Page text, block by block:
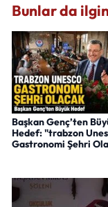
Bunlar da
Başkan Genç’ten
Hedef: "trabzon
Gastronomi Şehri